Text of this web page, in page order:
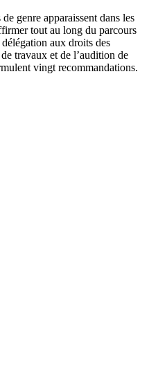
genre apparaissent dans les
tout au long du parcours
aux droits des
travaux et de l’audition de
vingt recommandations.